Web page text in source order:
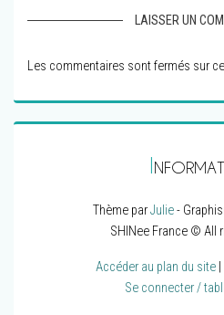
LAISSER UN
Les commentaires sont fermés sur
Thème parJulie-
SHINee France © All
Accéder au plan du site|
Se connecter /